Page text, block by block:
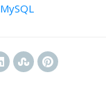
MySQL